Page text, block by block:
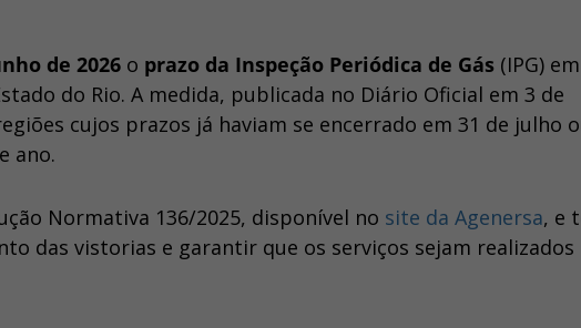
de 2026 o prazo da Inspeção Periódica de Gás (IPG) em
do Rio. A medida, publicada no Diário Oficial em 3 de
cujos prazos já haviam se encerrado em 31 de julho
ano.
Normativa 136/2025, disponível no site da Agenersa, e
das vistorias e garantir que os serviços sejam realizados